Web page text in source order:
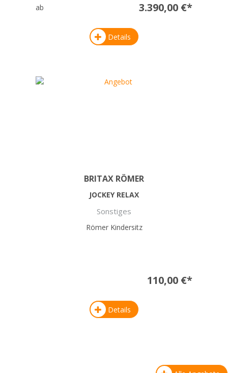
ab 3.390,00 €*
Details
BRITAX RÖMER
JOCKEY RELAX
Sonstiges
Römer Kindersitz
110,00 €*
Details